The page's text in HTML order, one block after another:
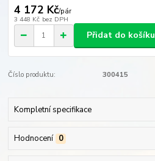
4 172 Kč/pár
3 448 Kč bez DPH
Přidat do košíku
Číslo produktu: 300415
Kompletní specifikace
Hodnocení 0